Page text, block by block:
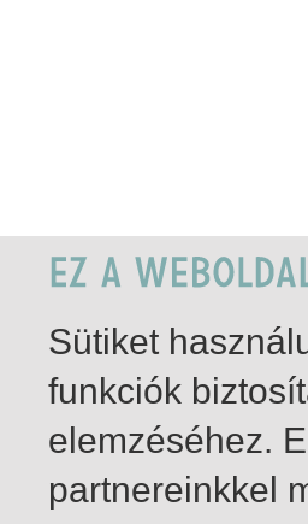
Sütiket
funkciók
elemzéséhez.
partnereinkkel